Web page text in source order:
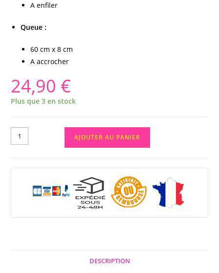
A enfiler
Queue :
60 cm x 8 cm
A accrocher
24,90 €
Plus que 3 en stock
AJOUTER AU PANIER
DESCRIPTION